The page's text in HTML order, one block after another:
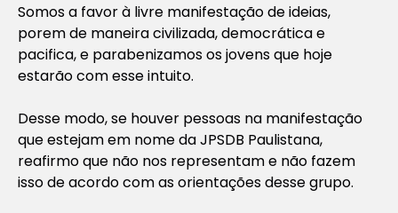
Somos a favor à livre manifestação de ideias,
porem de maneira civilizada, democrática e
pacifica, e parabenizamos os jovens que hoje
estarão com esse intuito.
Desse modo, se houver pessoas na manifestação
que estejam em nome da JPSDB Paulistana,
reafirmo que não nos representam e não fazem
isso de acordo com as orientações desse grupo.